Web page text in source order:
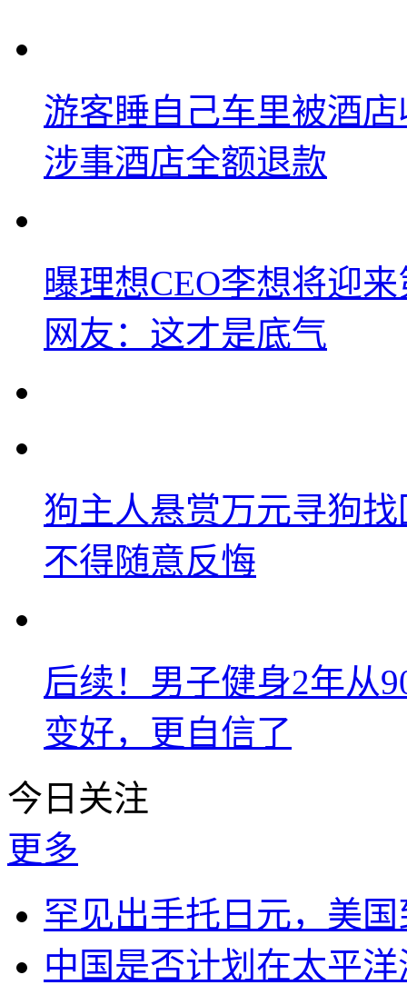
游客睡自己车里被酒
涉事酒店全额退款
曝理想CEO李想将迎
网友：这才是底气
狗主人悬赏万元寻狗
不得随意反悔
后续！男子健身2年从
变好，更自信了
今日关注
更多
罕见出手托日元，美
中国是否计划在太平